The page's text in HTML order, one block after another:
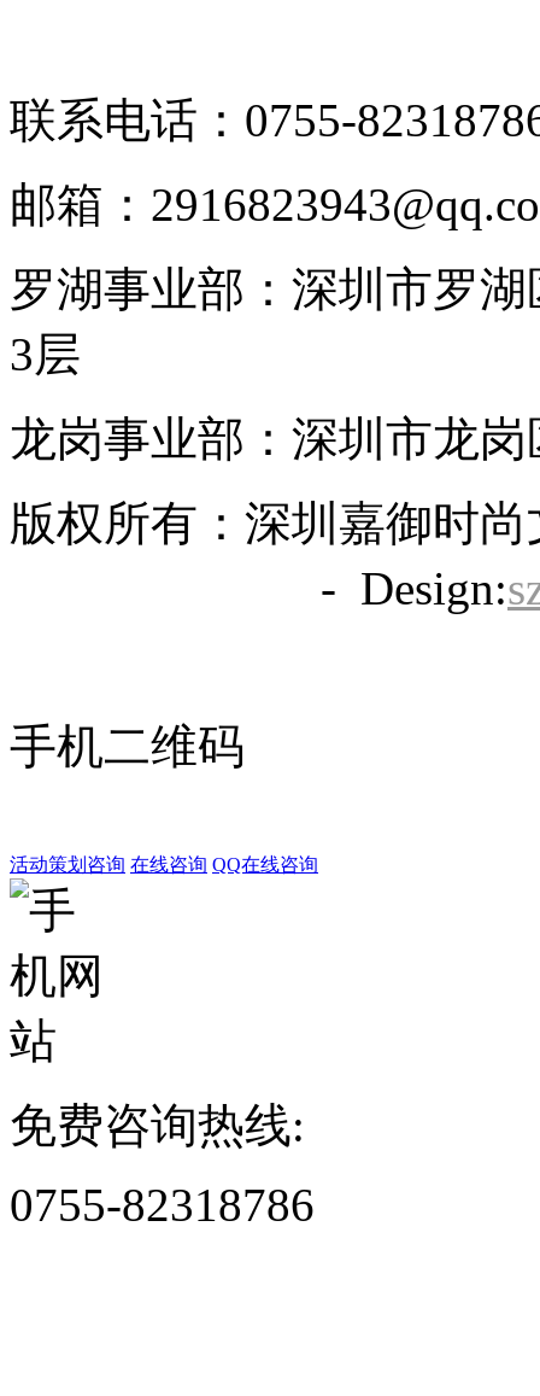
联系电话：0755-
邮箱：
罗湖事业部：深圳市罗
3层
龙岗事业部：深圳市龙
版权所有：深圳嘉御时
- Design:
手机二维码
活动策划咨询 在线咨询 QQ在线咨询
免费咨询热线:
0755-82318786